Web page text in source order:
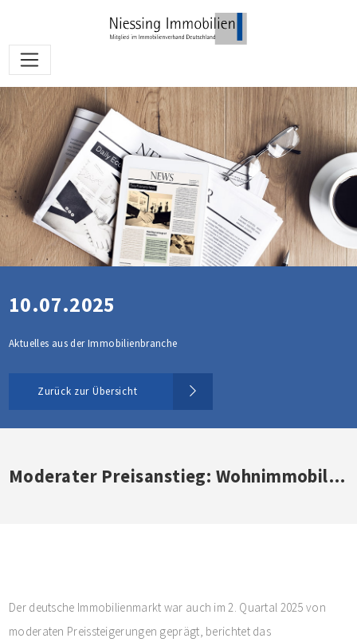
10.07.2025
Aktuelles aus der Immobilienbranche
Zurück zur Übersicht
Moderater Preisanstieg: Wohnimmobilien 0,8 Prozent teurer
Der deutsche Immobilienmarkt war auch im 2. Quartal 2025 von
moderaten Preissteigerungen geprägt, berichtet das